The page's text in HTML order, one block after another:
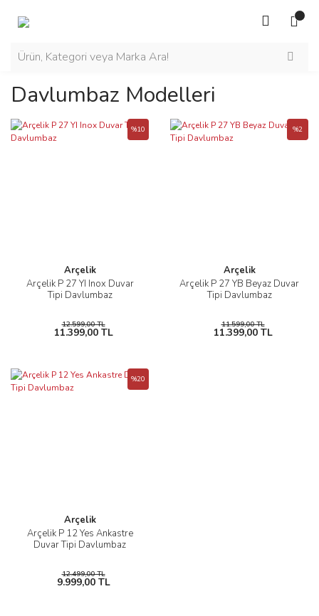
Davlumbaz Modelleri
Arçelik
Arçelik P 27 YI Inox Duvar
Tipi Davlumbaz
%10
12.599,00 TL
11.399,00 TL
Arçelik
Arçelik P 27 YB Beyaz Duvar
Tipi Davlumbaz
%2
11.599,00 TL
11.399,00 TL
Arçelik
Arçelik P 12 Yes Ankastre
Duvar Tipi Davlumbaz
%20
12.499,00 TL
9.999,00 TL